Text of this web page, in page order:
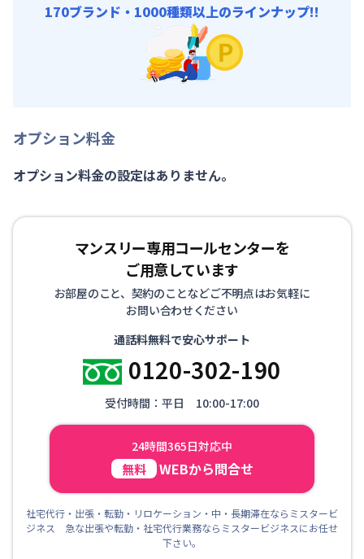
170ブランド・1000種類以上のラインナップ!!
オプション料金
オプション料金の設定はありません。
マンスリー専用コールセンターを
ご用意しています
お部屋のこと、契約のことなどご不明点はお気軽に
お問い合わせください
通話料無料で安心サポート
0120-302-190
受付時間：平日 10:00-17:00
24時間365日対応中
無料 WEBから問合せ
社宅代行・出張・転勤・リロケーション・中・長期滞在ならミスタービ
ジネス 急な出張や転勤・社宅代行業務ならミスタービジネスにお任せ
下さい。